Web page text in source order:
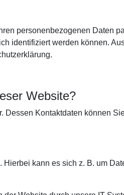
personenbezogenen Daten
identifiziert werden können.
Website?
Dessen Kontaktdaten können
kann es sich z. B. um